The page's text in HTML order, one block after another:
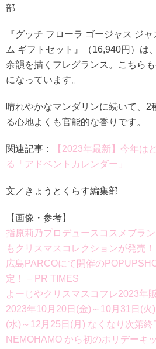
部
『グッチ フローラ ゴージャス ジ
ム ギフトセット』（16,940円）は
余韻を描くフレグランス。こちら
になっています。
晴れやかなマンダリンに続いて、2
る心地よくも官能的な香りです。
関連記事：
【2023年最新】今年は
る「アドベントカレンダー」
文／きょうとくらす編集部
【画像・参考】
指原莉乃プロデュースコスメブラ
もクリスマスコレクションが発売
広島PARCOにて開催の
定！ – PR TIMES
よーじやクリスマスコフレ2023年
2023年10月20日(金)～10月31日(火
(水)～12月25日(月) なくなり次第
NEMOHAMO から初のホリデーキ